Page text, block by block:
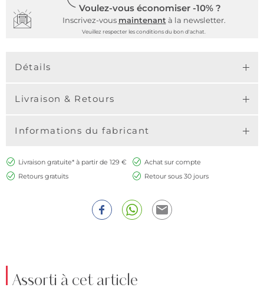
Voulez-vous économiser -10% ?
Inscrivez-vous maintenant à la newsletter.
Veuillez respecter les conditions du bon d'achat.
Détails
Livraison & Retours
Informations du fabricant
Livraison gratuite* à partir de 129 €
Achat sur compte
Retours gratuits
Retour sous 30 jours
Assorti à cet article